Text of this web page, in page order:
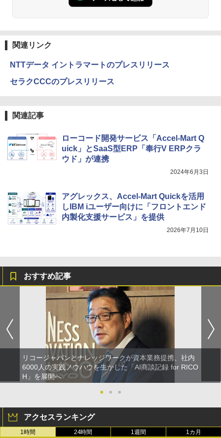
関連リンク
NTTデータ イントラマートのプレスリリース
セラクCCCのプレスリリース
関連記事
ローコード開発サービス「Accel-Mart Q
uick」とSaaS型ERP「奉行V ERPクラ
ウド」が連携
2024年6月3日
アグレックス、Accel-Mart Quickを活用
しIBM iユーザー向けに「フロントエンド
内製化支援サービス」を提供
2026年7月10日
おすすめ記事
リコージャパンとナレッジワークが資本業務提携、社内
6000人の実践ノウハウを生かした「AI商談記録 for RICO
H」を展開へ
●
● ●
アクセスランキング
1時間 24時間 1週間 1カ月